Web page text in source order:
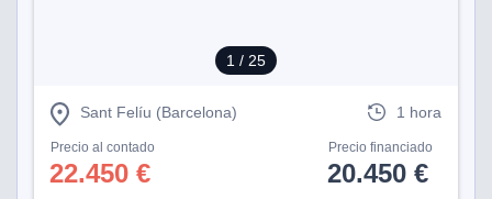
1 / 25
Sant Felíu (Barcelona) 1 hora
Precio al contado
22.450 €
Precio financiado
20.450 €